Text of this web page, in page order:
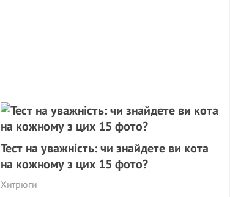
Тест на уважність: чи знайдете ви кота
на кожному з цих 15 фото?
Хитрюги